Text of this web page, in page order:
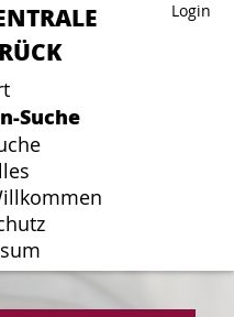
Login
Suche
Login
Suche